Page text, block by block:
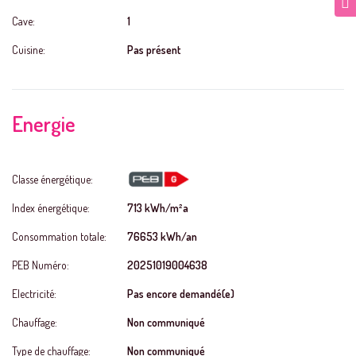
Cave: 1
Cuisine: Pas présent
Energie
Classe énergétique:
Index énergétique: 713 kWh/m²a
Consommation totale: 76653 kWh/an
PEB Numéro: 20251019004638
Electricité: Pas encore demandé(e)
Chauffage: Non communiqué
Type de chauffage: Non communiqué